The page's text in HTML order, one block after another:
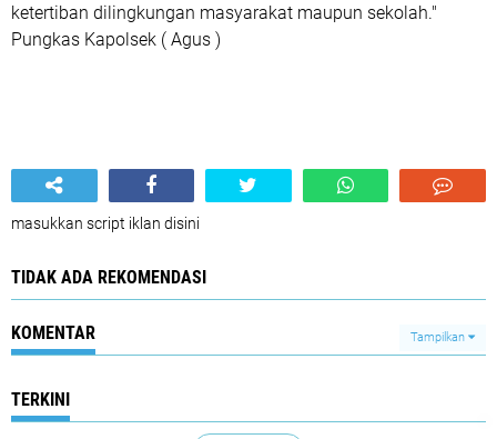
ketertiban dilingkungan masyarakat maupun sekolah."
Pungkas Kapolsek ( Agus )
masukkan script iklan disini
TIDAK ADA REKOMENDASI
KOMENTAR Tampilkan
TERKINI